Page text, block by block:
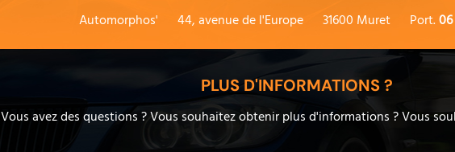
Automorphos'
44, avenue de l'Europe 31600 Muret Port.
PLUS D'INFORMATIONS ?
Vous avez des questions ? Vous souhaitez obtenir plus d'informations ? Vous